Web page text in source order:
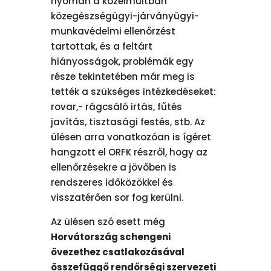
közegészségügyi-járványügyi-
munkavédelmi ellenőrzést
tartottak, és a feltárt
hiányosságok, problémák egy
része tekintetében már meg is
tették a szükséges intézkedéseket:
rovar,- rágcsáló irtás, fűtés
javítás, tisztasági festés, stb. Az
ülésen arra vonatkozóan is ígéret
hangzott el ORFK részről, hogy az
ellenőrzésekre a jövőben is
rendszeres időközökkel és
visszatérően sor fog kerülni.
Az ülésen szó esett még
Horvátország schengeni
övezethez csatlakozásával
összefüggő rendőrségi szervezeti